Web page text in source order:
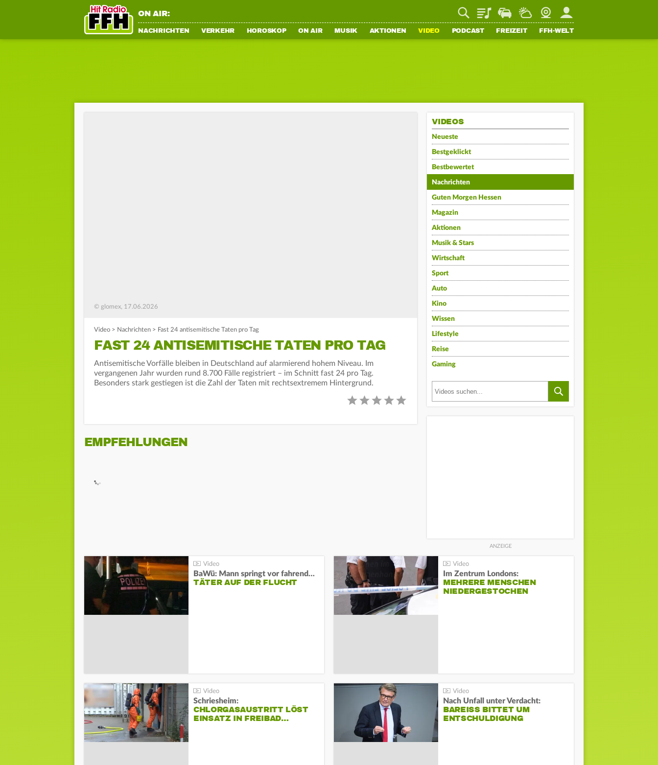
ON AIR: PlaylistStaupilotWetterWebcamMein FFH
NACHRICHTEN VERKEHR HOROSKOP ON AIR MUSIK AKTIONEN VIDEO PODCAST FREIZEIT FFH-WELT
© glomex, 17.06.2026
Video > Nachrichten > Fast 24 antisemitische Taten pro Tag
FAST 24 ANTISEMITISCHE TATEN PRO TAG
Antisemitische Vorfälle bleiben in Deutschland auf alarmierend hohem Niveau. Im
vergangenen Jahr wurden rund 8.700 Fälle registriert – im Schnitt fast 24 pro Tag.
Besonders stark gestiegen ist die Zahl der Taten mit rechtsextremem Hintergrund.
EMPFEHLUNGEN
VIDEOS
Neueste
Bestgeklickt
Bestbewertet
Nachrichten
Guten Morgen Hessen
Magazin
Aktionen
Musik & Stars
Wirtschaft
Sport
Auto
Kino
Wissen
Lifestyle
Reise
Gaming
BaWü: Mann springt vor fahrendes Auto und schießt
TÄTER AUF DER FLUCHT
Im Zentrum Londons:
MEHRERE MENSCHEN
NIEDERGESTOCHEN
Schriesheim:
CHLORGASAUSTRITT LÖST
EINSATZ IN FREIBAD…
Nach Unfall unter Verdacht:
BAREISS BITTET UM E
NTSCHULDIGUNG